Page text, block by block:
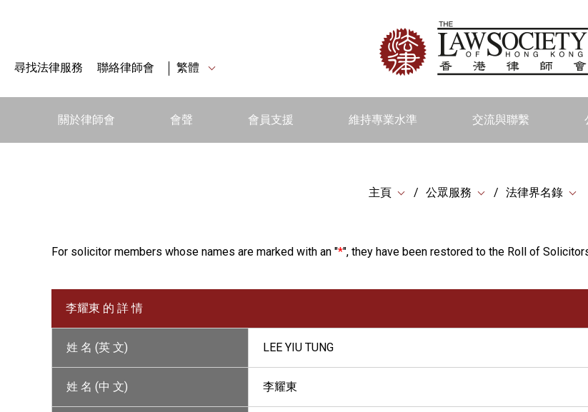
尋找法律服務 聯絡律師會 繁體
關於律師會 會聲 會員支援 維持專業水準 交流與聯繫
主頁 公眾服務 法律界名錄
For solicitor members whose names are marked with an "*", they have been restored to the Roll of
李耀東 的 詳 情
姓 名 (英 文) LEE YIU TUNG
姓 名 (中 文) 李耀東